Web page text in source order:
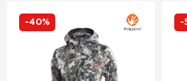
-40% -